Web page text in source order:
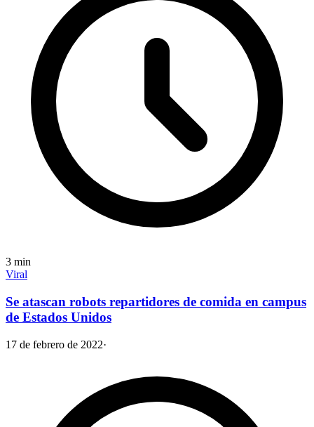
3 min
Viral
Se atascan robots repartidores de comida en campus
de Estados Unidos
17 de febrero de 2022·